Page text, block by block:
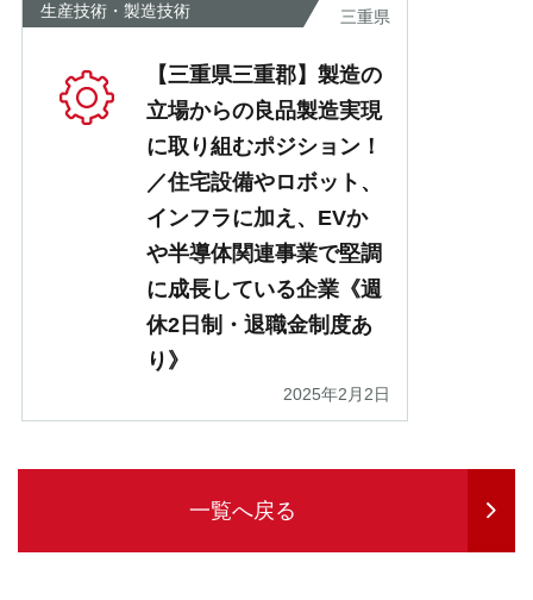
生産技術・製造技術 三重県
【三重県三重郡】製造の
立場からの良品製造実現
に取り組むポジション！
／住宅設備やロボット、
インフラに加え、EVか
や半導体関連事業で堅調
に成長している企業《週
休2日制・退職金制度あ
り》
2025年2月2日
一覧へ戻る